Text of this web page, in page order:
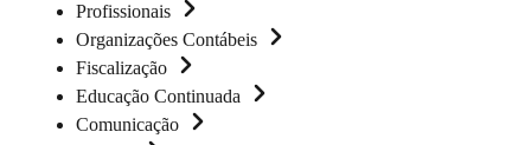
Profissionais
Organizações Contábeis
Fiscalização
Educação Continuada
Comunicação